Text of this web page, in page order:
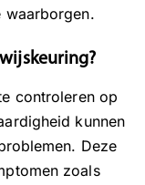
waarborgen.
controleren op
kunnen
Deze
zoals